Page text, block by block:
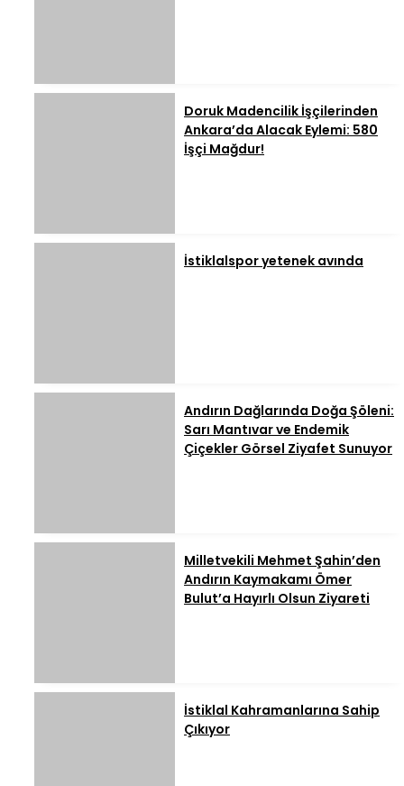
Doruk Madencilik İşçilerinden
Ankara’da Alacak Eylemi: 580
İşçi Mağdur!
İstiklalspor yetenek avında
Andırın Dağlarında Doğa Şöleni:
Sarı Mantıvar ve Endemik
Çiçekler Görsel Ziyafet Sunuyor
Milletvekili Mehmet Şahin’den
Andırın Kaymakamı Ömer
Bulut’a Hayırlı Olsun Ziyareti
İstiklal Kahramanlarına Sahip
Çıkıyor